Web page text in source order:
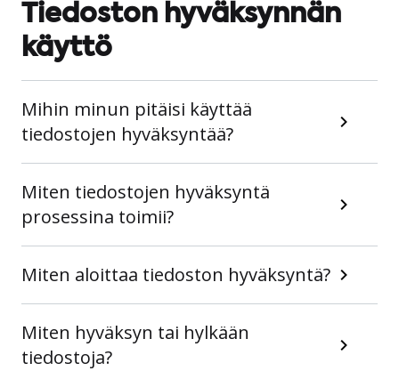
Tiedoston hyväksynnän
käyttö
Mihin minun pitäisi käyttää
tiedostojen hyväksyntää?
Miten tiedostojen hyväksyntä
prosessina toimii?
Miten aloittaa tiedoston hyväksyntä?
Miten hyväksyn tai hylkään
tiedostoja?